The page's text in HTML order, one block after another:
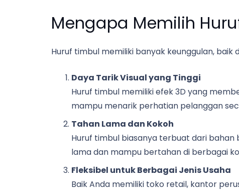
Mengapa Memilih
Huruf timbul memiliki banyak keunggulan,
Daya Tarik Visual yang Tinggi
Huruf timbul memiliki efek 3D yang
mampu menarik perhatian pelanggan
Tahan Lama dan Kokoh
Huruf timbul biasanya terbuat dari bahan
lama dan mampu bertahan di berbagai
Fleksibel untuk Berbagai Jenis Usaha
Baik Anda memiliki toko retail, kantor